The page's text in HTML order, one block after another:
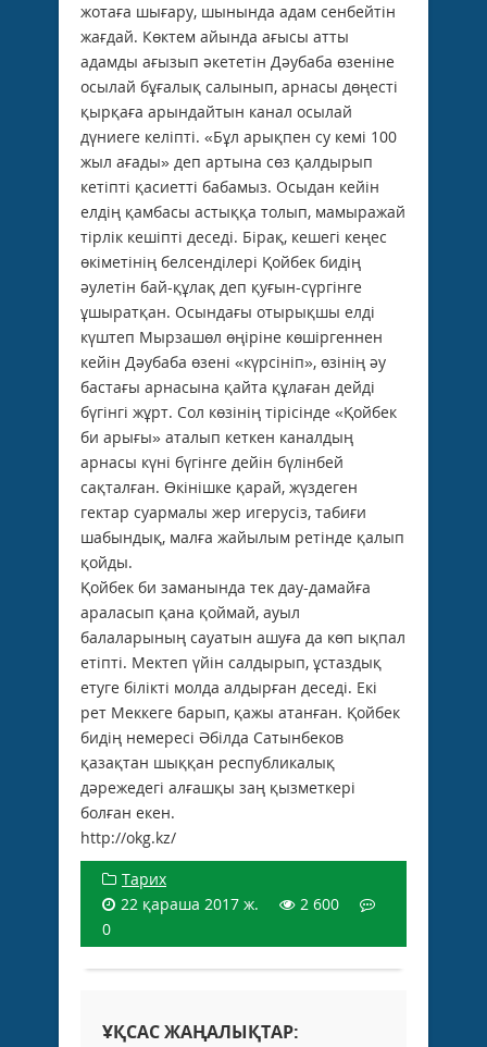
жотаға шығару, шынында адам сенбейтiн
жағдай. Көктем айында ағысы атты
адамды ағызып әкететiн Дәубаба өзенiне
осылай бұғалық салынып, арнасы дөңестi
қырқаға арындайтын канал осылай
дүниеге келiптi. «Бұл арықпен су кемi 100
жыл ағады» деп артына сөз қалдырып
кетiптi қасиеттi бабамыз. Осыдан кейiн
елдiң қамбасы астыққа толып, мамыражай
тiрлiк кешiптi деседi. Бiрақ, кешегi кеңес
өкiметiнiң белсендiлерi Қойбек бидiң
әулетiн бай-құлақ деп қуғын-сүргiнге
ұшыратқан. Осындағы отырықшы елдi
күштеп Мырзашөл өңiрiне көшiргеннен
кейiн Дәубаба өзенi «күрсiнiп», өзiнiң әу
бастағы арнасына қайта құлаған дейдi
бүгiнгi жұрт. Сол көзiнiң тiрiсiнде «Қойбек
би арығы» аталып кеткен каналдың
арнасы күнi бүгiнге дейiн бүлiнбей
сақталған. Өкiнiшке қарай, жүздеген
гектар суармалы жер игерусiз, табиғи
шабындық, малға жайылым ретiнде қалып
қойды.
Қойбек би заманында тек дау-дамайға
араласып қана қоймай, ауыл
балаларының сауатын ашуға да көп ықпал
етiптi. Мектеп үйiн салдырып, ұстаздық
етуге бiлiктi молда алдырған деседi. Екi
рет Меккеге барып, қажы атанған. Қойбек
бидiң немересi Әбiлда Сатынбеков
қазақтан шыққан республикалық
дәрежедегi алғашқы заң қызметкерi
болған екен.
http://okg.kz/
Тарих
22 қараша 2017 ж.
2 600
0
ҰҚСАС ЖАҢАЛЫҚТАР: